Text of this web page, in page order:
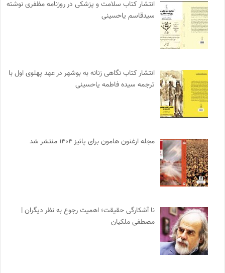
انتشار کتاب سلامت و پزشکی در روزنامه مظفری نوشته
سیدقاسم یاحسینی
انتشار کتاب نگاهی زنانه به بوشهر در عهد پهلوی اول با
ترجمه سیده فاطمه یاحسینی
مجله ارغنون هامون برای پائیز ۱۴۰۴ منتشر شد
نا آشکارگی حقیقت؛ اهمیت رجوع به نظر دیگران |
مصطفی ملکیان